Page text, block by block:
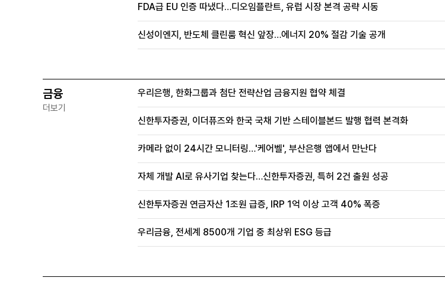
FDA급 EU 인증 따냈다…디오임플란트, 유럽 시장 본격 공략 시동
신성이엔지, 반도체 클린룸 혁신 앞장…에너지 20% 절감 기술 공개
금융
더보기
우리은행, 한화그룹과 첨단 전략산업 금융지원 협약 체결
신한투자증권, 이더퓨즈와 한국 국채 기반 스테이블본드 발행 협력 본격화
카메라 없이 24시간 모니터링…'케어벨', 부산은행 앱에서 만난다
자체 개발 AI로 유사기업 찾는다…신한투자증권, 특허 2건 출원 성공
신한투자증권 연금자산 1조원 급증, IRP 1억 이상 고객 40% 폭증
우리금융, 전세계 8500개 기업 중 최상위 ESG 등급